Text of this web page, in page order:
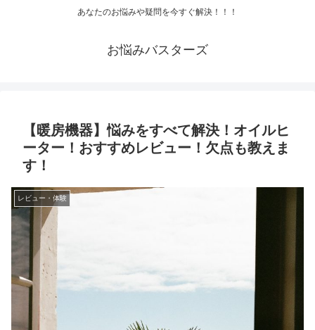
あなたのお悩みや疑問を今すぐ解決！！！
お悩みバスターズ
【暖房機器】悩みをすべて解決！オイルヒ
ーター！おすすめレビュー！欠点も教えま
す！
レビュー・体験